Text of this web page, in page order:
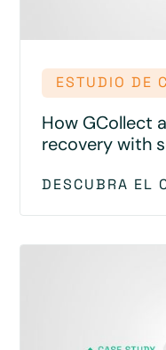
ESTUDIO DE
How GCollect
recovery with
DESCUBRA EL